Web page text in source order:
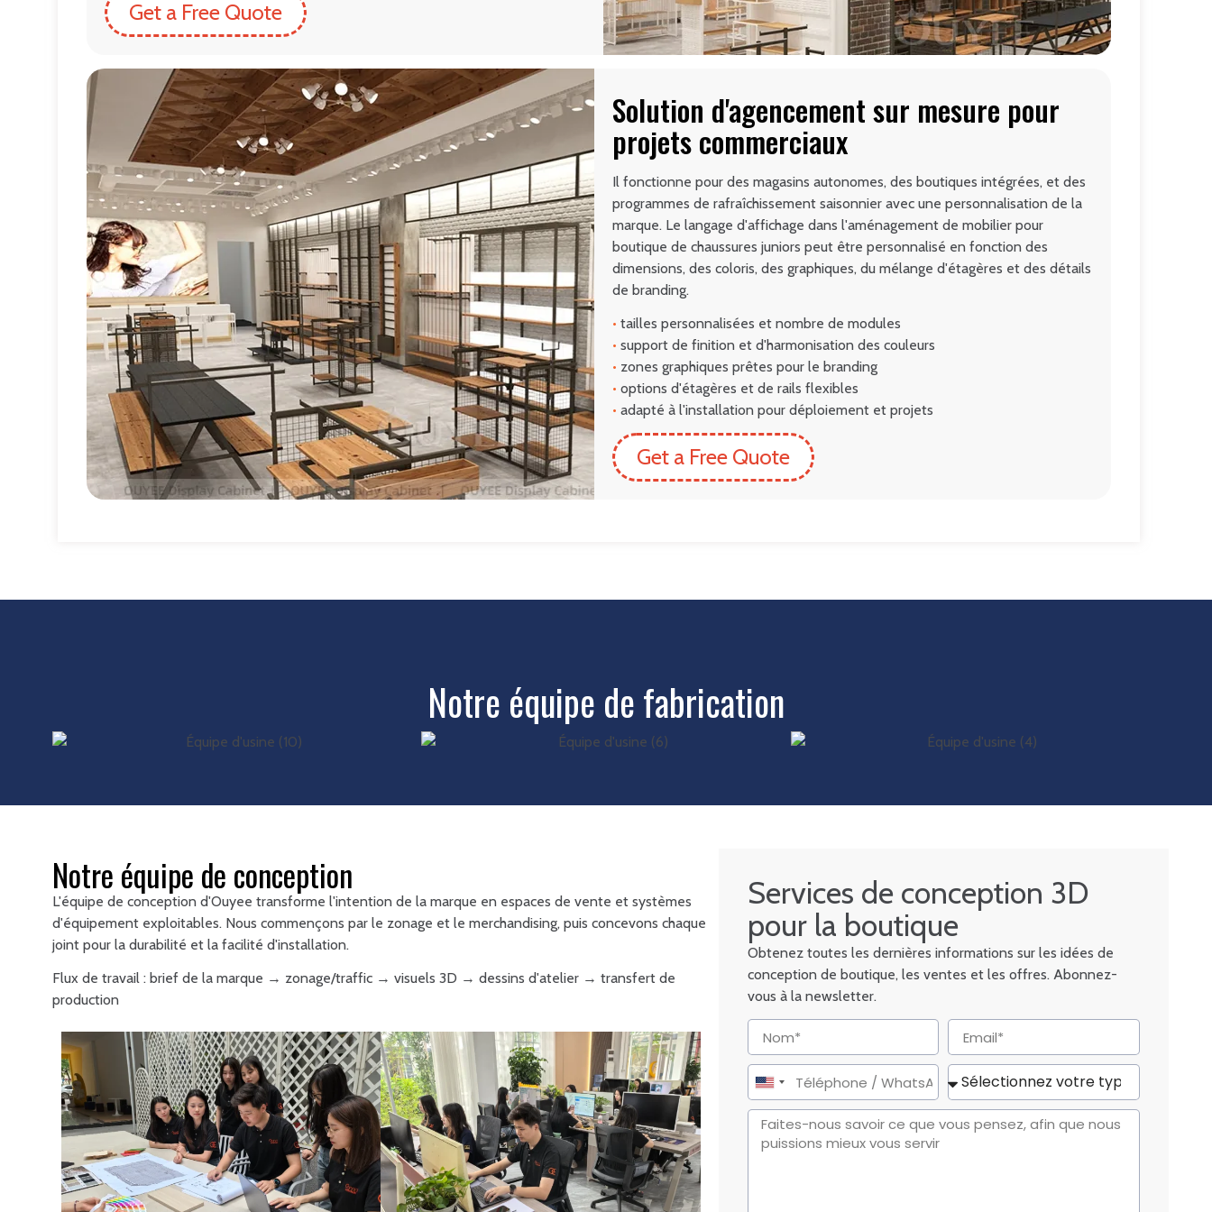
Get a Free Quote
Solution d'agencement sur mesure pour
projets commerciaux
Il fonctionne pour des magasins autonomes, des boutiques intégrées, et des
programmes de rafraîchissement saisonnier avec une personnalisation de la
marque. Le langage d'affichage dans l'aménagement de mobilier pour
boutique de chaussures juniors peut être personnalisé en fonction des
dimensions, des coloris, des graphiques, du mélange d'étagères et des détails
de branding.
• tailles personnalisées et nombre de modules
• support de finition et d'harmonisation des couleurs
• zones graphiques prêtes pour le branding
• options d'étagères et de rails flexibles
• adapté à l'installation pour déploiement et projets
Get a Free Quote
Notre équipe de fabrication
Notre équipe de conception
L'équipe de conception d'Ouyee transforme l'intention de la marque en espaces de vente et systèmes
d'équipement exploitables. Nous commençons par le zonage et le merchandising, puis concevons chaque
joint pour la durabilité et la facilité d'installation.
Flux de travail : brief de la marque → zonage/traffic → visuels 3D → dessins d'atelier → transfert de
production
Services de conception 3D
pour la boutique
Obtenez toutes les dernières informations sur les idées de
conception de boutique, les ventes et les offres. Abonnez-
vous à la newsletter.
United
States
+1